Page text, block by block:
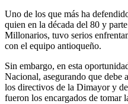
Uno de los que más ha
quien en la década del 80 y
Millonarios, tuvo serios
con el equipo antioqueño.
Sin embargo, en esta
Nacional, asegurando que debe
los directivos de la Dimayor y
fueron los encargados de tomar